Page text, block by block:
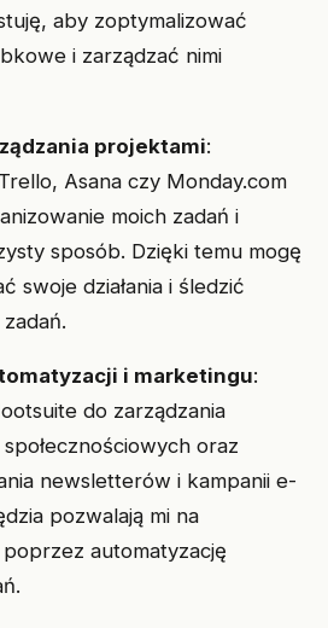
aby zoptymalizować
i zarządzać nimi
projektami:
Asana czy Monday.com
moich zadań i
sposób. Dzięki temu mogę
swoje działania i śledzić
i marketingu:
do zarządzania
oraz
newsletterów i kampanii e-
pozwalają mi na
automatyzację